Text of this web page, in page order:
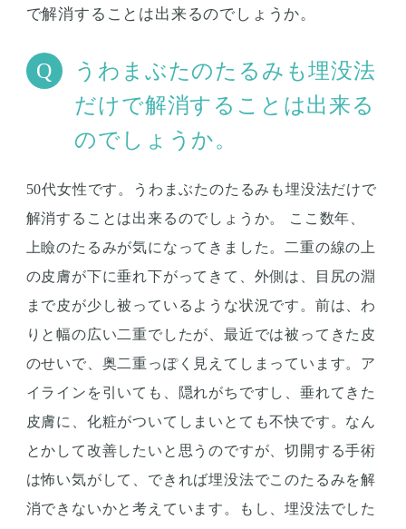
で解消することは出来るのでしょうか。
うわまぶたのたるみも埋没法
だけで解消することは出来る
のでしょうか。
50代女性です。うわまぶたのたるみも埋没法だけで
解消することは出来るのでしょうか。 ここ数年、
上瞼のたるみが気になってきました。二重の線の上
の皮膚が下に垂れ下がってきて、外側は、目尻の淵
まで皮が少し被っているような状況です。前は、わ
りと幅の広い二重でしたが、最近では被ってきた皮
のせいで、奥二重っぽく見えてしまっています。ア
イラインを引いても、隠れがちですし、垂れてきた
皮膚に、化粧がついてしまいとても不快です。なん
とかして改善したいと思うのですが、切開する手術
は怖い気がして、できれば埋没法でこのたるみを解
消できないかと考えています。もし、埋没法でした